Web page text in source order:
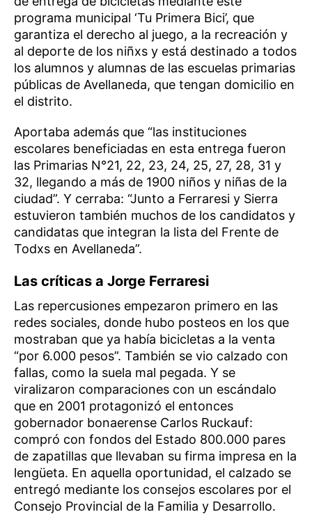
programa municipal ‘Tu Primera Bici’, que
garantiza el derecho al juego, a la recreación y
al deporte de los niñxs y está destinado a todos
los alumnos y alumnas de las escuelas primarias
públicas de Avellaneda, que tengan domicilio en
el distrito.
Aportaba además que “las instituciones
escolares beneficiadas en esta entrega fueron
las Primarias N°21, 22, 23, 24, 25, 27, 28, 31 y
32, llegando a más de 1900 niños y niñas de la
ciudad”. Y cerraba: “Junto a Ferraresi y Sierra
estuvieron también muchos de los candidatos y
candidatas que integran la lista del Frente de
Todxs en Avellaneda”.
Las críticas a Jorge Ferraresi
Las repercusiones empezaron primero en las
redes sociales, donde hubo posteos en los que
mostraban que ya había bicicletas a la venta
“por 6.000 pesos”. También se vio calzado con
fallas, como la suela mal pegada. Y se
viralizaron comparaciones con un escándalo
que en 2001 protagonizó el entonces
gobernador bonaerense Carlos Ruckauf:
compró con fondos del Estado 800.000 pares
de zapatillas que llevaban su firma impresa en la
lengüeta. En aquella oportunidad, el calzado se
entregó mediante los consejos escolares por el
Consejo Provincial de la Familia y Desarrollo.